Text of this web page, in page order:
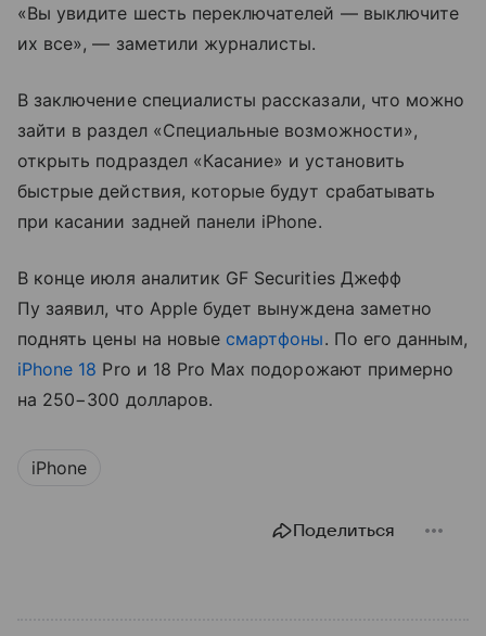
«Вы увидите шесть переключателей — выключите
их все», — заметили журналисты.
В заключение специалисты рассказали, что можно
зайти в раздел «Специальные возможности»,
открыть подраздел «Касание» и установить
быстрые действия, которые будут срабатывать
при касании задней панели iPhone.
В конце июля аналитик GF Securities Джефф
Пу заявил, что Apple будет вынуждена заметно
поднять цены на новые смартфоны. По его данным,
iPhone 18 Pro и 18 Pro Max подорожают примерно
на 250−300 долларов.
iPhone
Поделиться